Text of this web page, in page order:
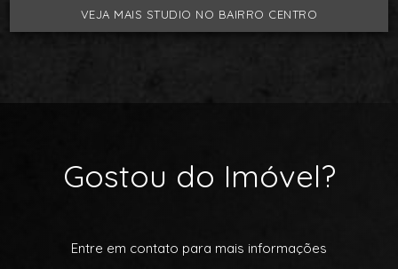
VEJA MAIS STUDIO NO BAIRRO CENTRO
Gostou do Imóvel?
Entre em contato para mais informações